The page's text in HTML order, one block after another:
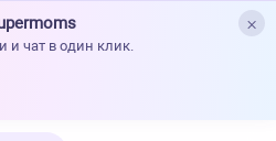
×
и чат в один клик.